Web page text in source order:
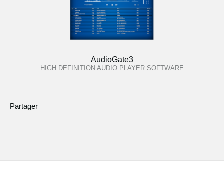
AudioGate3
HIGH DEFINITION AUDIO PLAYER SOFTWARE
Partager